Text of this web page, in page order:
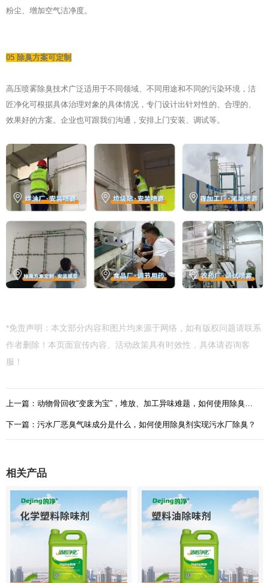
粉尘、增加空气洁净度。
05 除臭方案可定制
高压喷雾除臭技术广泛适用于不同领域、不同用途和不同的污染环境，洁
匠净化可根据具体治理对象的具体情况，专门设计出针对性的、合理的、
效果好的方案。企业也可跟我们沟通，安排上门安装、调试等。
*免责声明：本文部分内容和图片均来源于网络，如有版权问题请联系
作者删除！本页面宣传内容、活动政策具有时效性，具体请咨询客
服！
上一篇：动物骨回收“变废为宝”，堆放、加工异味难题，如何使用除臭剂解决？
下一篇：污水厂恶臭气味成分是什么，如何使用除臭剂实现污水厂除臭？
相关产品